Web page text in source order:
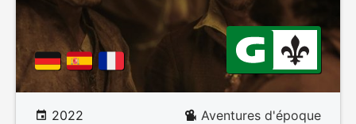
2022 Aventures d'époque